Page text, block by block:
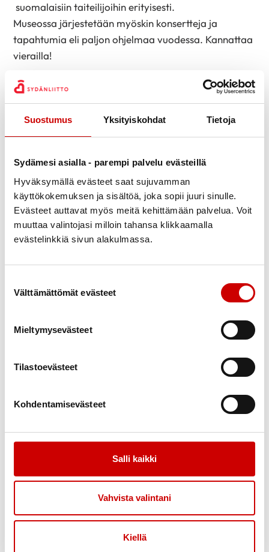
Suostumus Yksityiskohdat Tietoja
Sydämesi asialla - parempi palvelu evästeillä
Hyväksymällä evästeet saat sujuvamman
käyttökokemuksen ja sisältöä, joka sopii juuri sinulle.
Evästeet auttavat myös meitä kehittämään palvelua. Voit
muuttaa valintojasi milloin tahansa klikkaamalla
evästelinkkiä sivun alakulmassa.
Välttämättömät evästeet
Mieltymysevästeet
Tilastoevästeet
Kohdentamisevästeet
Salli kaikki
Vahvista valintani
Kiellä
suomalaisiin taiteilijoihin erityisesti.
Museossa järjestetään myöskin konsertteja ja
tapahtumia eli paljon ohjelmaa vuodessa. Kannattaa
vierailla!